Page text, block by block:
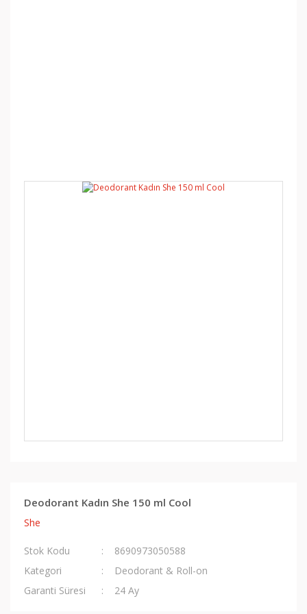
Deodorant Kadın She 150 ml Cool
She
Stok Kodu
8690973050588
Kategori
Deodorant & Roll-on
Garanti Süresi
24 Ay